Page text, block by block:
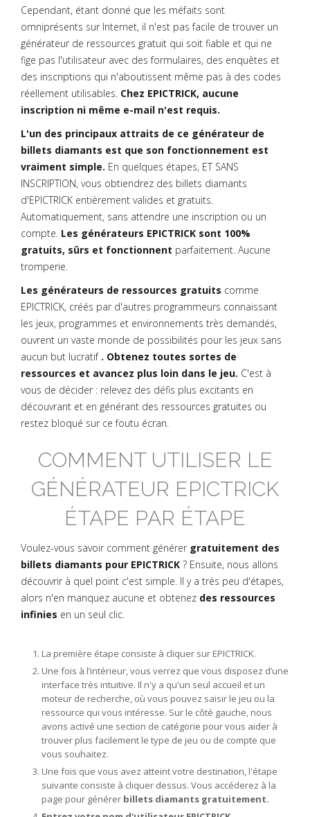
Cependant, étant donné que les méfaits sont
omniprésents sur Internet, il n'est pas facile de trouver un
générateur de ressources gratuit qui soit fiable et qui ne
fige pas l'utilisateur avec des formulaires, des enquêtes et
des inscriptions qui n'aboutissent même pas à des codes
réellement utilisables. Chez EPICTRICK, aucune
inscription ni même e-mail n'est requis.
L'un des principaux attraits de ce générateur de
billets diamants est que son fonctionnement est
vraiment simple. En quelques étapes, ET SANS
INSCRIPTION, vous obtiendrez des billets diamants
d'EPICTRICK entièrement valides et gratuits.
Automatiquement, sans attendre une inscription ou un
compte. Les générateurs EPICTRICK sont 100%
gratuits, sûrs et fonctionnent parfaitement. Aucune
tromperie.
Les générateurs de ressources gratuits comme
EPICTRICK, créés par d'autres programmeurs connaissant
les jeux, programmes et environnements très demandés,
ouvrent un vaste monde de possibilités pour les jeux sans
aucun but lucratif . Obtenez toutes sortes de
ressources et avancez plus loin dans le jeu. C'est à
vous de décider : relevez des défis plus excitants en
découvrant et en générant des ressources gratuites ou
restez bloqué sur ce foutu écran.
COMMENT UTILISER LE
GÉNÉRATEUR EPICTRICK
ÉTAPE PAR ÉTAPE
Voulez-vous savoir comment générer gratuitement des
billets diamants pour EPICTRICK ? Ensuite, nous allons
découvrir à quel point c'est simple. Il y a très peu d'étapes,
alors n'en manquez aucune et obtenez des ressources
infinies en un seul clic.
La première étape consiste à cliquer sur EPICTRICK.
Une fois à l’intérieur, vous verrez que vous disposez d’une
interface très intuitive. Il n'y a qu'un seul accueil et un
moteur de recherche, où vous pouvez saisir le jeu ou la
ressource qui vous intéresse. Sur le côté gauche, nous
avons activé une section de catégorie pour vous aider à
trouver plus facilement le type de jeu ou de compte que
vous souhaitez.
Une fois que vous avez atteint votre destination, l'étape
suivante consiste à cliquer dessus. Vous accéderez à la
page pour générer billets diamants gratuitement.